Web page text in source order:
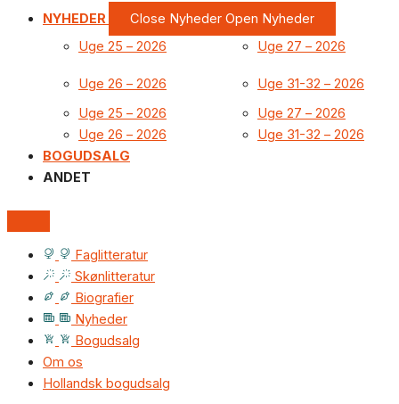
NYHEDER
Close Nyheder Open Nyheder
Uge 25 – 2026
Uge 26 – 2026
Uge 27 – 2026
Uge 31-32 – 2026
Uge 25 – 2026
Uge 26 – 2026
Uge 27 – 2026
Uge 31-32 – 2026
BOGUDSALG
ANDET
Faglitteratur
Skønlitteratur
Biografier
Nyheder
Bogudsalg
Om os
Hollandsk bogudsalg